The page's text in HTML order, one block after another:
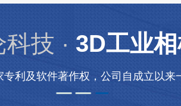
技 · 3D工业
利及软件著作权，公司自成立以来